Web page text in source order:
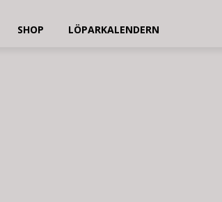
SHOP LÖPARKALENDERN